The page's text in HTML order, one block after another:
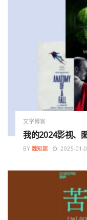
文字博客
我的2024影视、
BY 魏知超 2025-01-